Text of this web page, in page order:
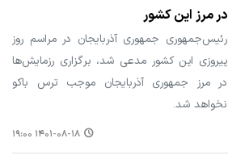
در مرز این کشور
رئیس‌جمهوری جمهوری آذربایجان در مراسم روز
پیروزی این کشور مدعی شد، برگزاری رزمایش‌ها
در مرز جمهوری آذربایجان موجب ترس باکو
نخواهد شد.
۱۴۰۱-۰۸-۱۸ ۱۹:۰۰